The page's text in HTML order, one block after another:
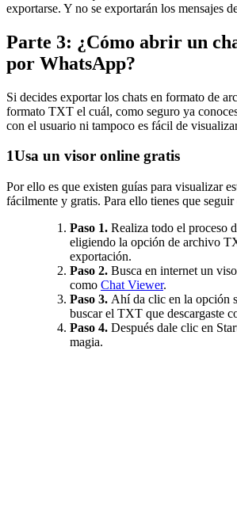
exportarse. Y no se exportarán los mensajes
Parte 3: ¿Cómo abrir un
por WhatsApp?
Si decides exportar los chats en formato de
formato TXT el cuál, como seguro ya
con el usuario ni tampoco es fácil de
1Usa un visor online gratis
Por ello es que existen guías para visualizar
fácilmente y gratis. Para ello tienes que seguir
Paso 1. Realiza todo el proceso
eligiendo la opción de archivo
exportación.
Paso 2. Busca en internet un
como Chat Viewer.
Paso 3. Ahí da clic en la opción
buscar el TXT que descargaste
Paso 4. Después dale clic en
magia.